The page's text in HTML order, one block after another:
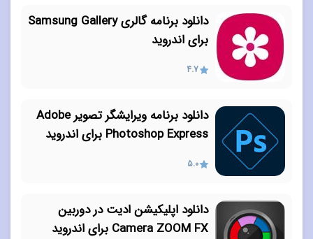
دانلود برنامه گالری Samsung Gallery
برای اندروید
4.7
دانلود برنامه ویرایشگر تصویر Adobe
Photoshop Express برای اندروید
5.0
دانلود اپلیکیشن ادیت در دوربین
Camera ZOOM FX برای اندروید